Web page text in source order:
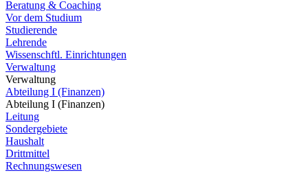
Beratung & Coaching
Vor dem Studium
Studierende
Lehrende
Wissenschftl. Einrichtungen
Verwaltung
Verwaltung
Abteilung I (Finanzen)
Abteilung I (Finanzen)
Leitung
Sondergebiete
Haushalt
Drittmittel
Rechnungswesen